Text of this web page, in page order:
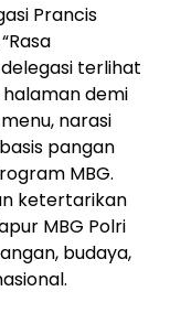
Prancis
terlihat
demi
narasi
pangan
MBG.
ketertarikan
MBG Polri
budaya,